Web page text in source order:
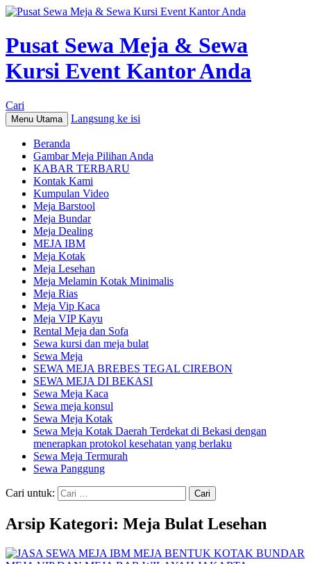
Pusat Sewa Meja & Sewa
Kursi Event Kantor Anda
Cari
Menu Utama Langsung ke isi
Beranda
Gambar Meja Pilihan Anda
KABAR TERBARU
Kontak Kami
Kumpulan Video
Meja Barstool
Meja Bundar
Meja Dealing
MEJA IBM
Meja Kotak
Meja Lesehan
Meja Melamin Kotak Minimalis
Meja Rias
Meja Vip Kaca
Meja VIP Kayu
Rental Meja dan Sofa
Sewa kursi dan meja bulat
Sewa Meja
SEWA MEJA BREBES TEGAL CIREBON
SEWA MEJA DI BEKASI
Sewa Meja Kaca
Sewa meja konsul
Sewa Meja Kotak
Sewa Meja Kotak Daerah Terdekat di Bekasi dengan
menerapkan protokol kesehatan yang berlaku
Sewa Meja Termurah
Sewa Panggung
Cari untuk:
Arsip Kategori: Meja Bulat Lesehan